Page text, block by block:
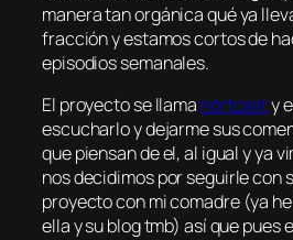
manera tan orgánica qué ya
fracción y estamos cortos de
episodios semanales.
El proyecto se llama nortcasty
escucharlo y dejarme sus
que piensan de el, al igual y ya
nos decidimos por seguirle con
proyecto con mi comadre (ya
ella y su blog tmb) así que pues